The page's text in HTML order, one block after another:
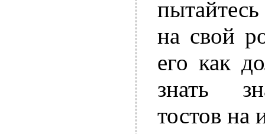
на свой
его как
знать
тостов на